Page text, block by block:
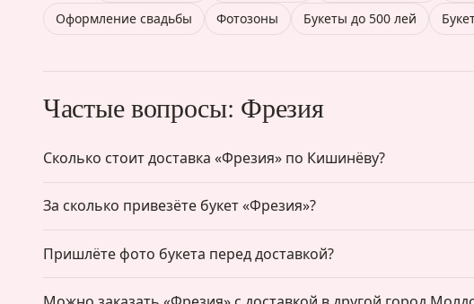
Оформление свадьбы
Фотозоны Букеты до 500 лей
Частые вопросы: Фрезия
Сколько стоит доставка «Фрезия» по Кишинёву?
За сколько привезёте букет «Фрезия»?
Пришлёте фото букета перед доставкой?